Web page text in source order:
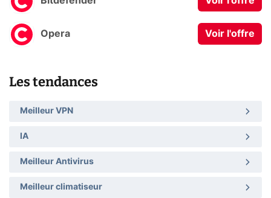
Opera Voir l'offre
Les tendances
Meilleur VPN
IA
Meilleur Antivirus
Meilleur climatiseur